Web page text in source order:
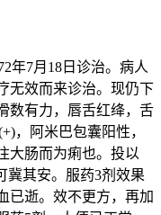
年7月18日诊治。病人
无效而来诊治。现仍下
数有力，唇舌红绛，舌
，阿米巴包囊阳性，
大肠而为痢也。投以
冀其安。服药3剂效果
已逝。效不更方，再加